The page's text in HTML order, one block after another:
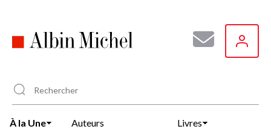
principal
À la Une Auteurs Livres